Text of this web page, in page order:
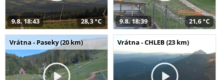
9.8. 18:43 28,3 °C 9.8. 18:39 21,6 °C
Vrátna - Paseky (20 km) Vrátna - CHLEB (23 km)